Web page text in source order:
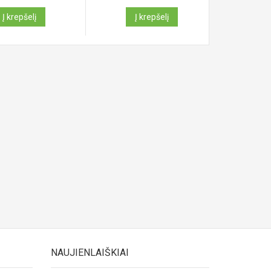
Į krepšelį Į krepšelį
NAUJIENLAIŠKIAI